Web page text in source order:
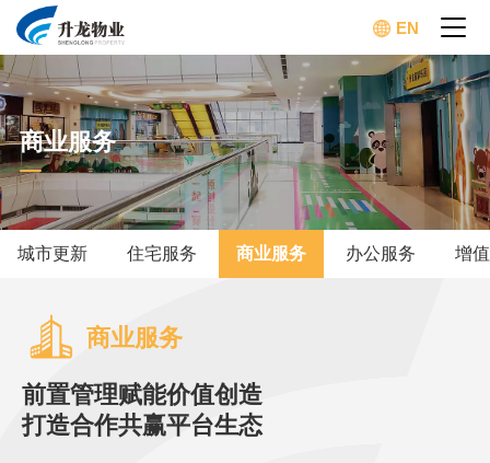
EN
商业服务
城市更新 住宅服务 商业服务 办公服务 增
商业服务
前置管理赋能价值创造
打造合作共赢平台生态